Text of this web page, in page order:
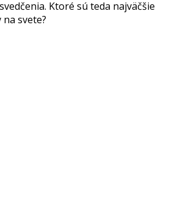
Ktoré sú teda najväčšie
svete?